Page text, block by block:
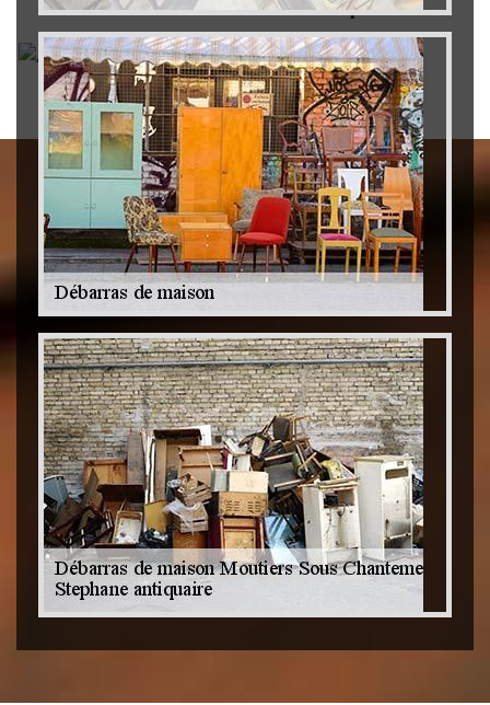
Achat antiquité 79